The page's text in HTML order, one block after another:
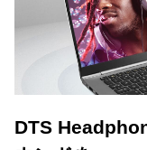
DTS